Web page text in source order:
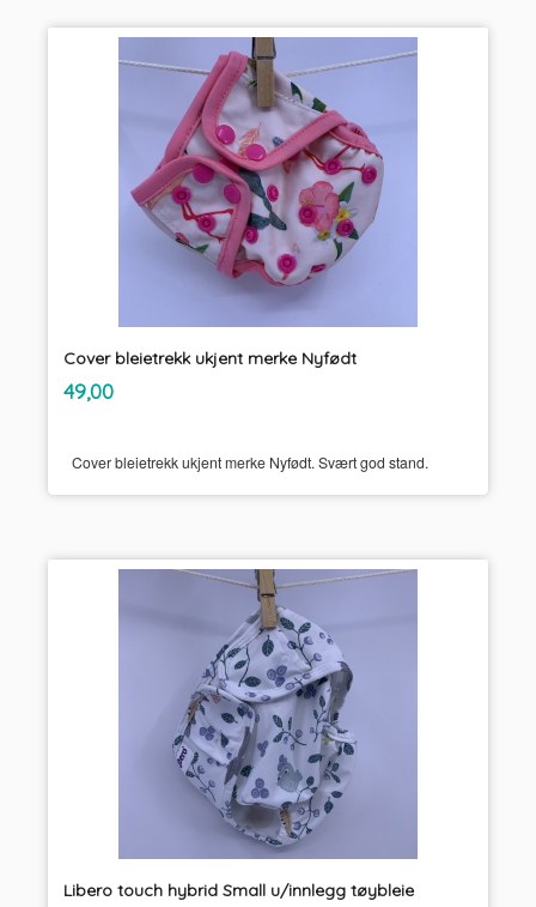
Cover bleietrekk ukjent merke Nyfødt
Pris
49,00mva.
Cover bleietrekk ukjent merke Nyfødt. Svært god stand.
Libero touch hybrid Small u/innlegg tøybleie